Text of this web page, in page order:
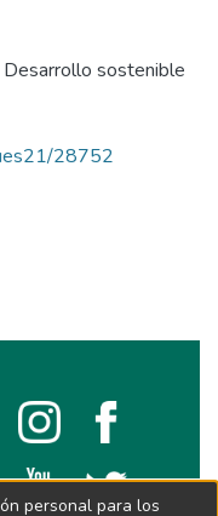
Desarrollo sostenible
28752
personal para los